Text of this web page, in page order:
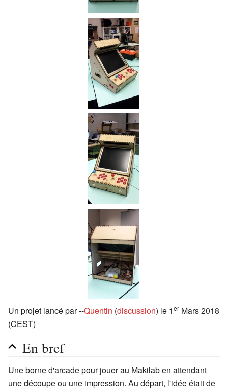
Un projet lancé par --Quentin (discussion) le 1er Mars 2018
(CEST)
En bref
Une borne d'arcade pour jouer au Makilab en attendant
une découpe ou une impression. Au départ, l'idée était de